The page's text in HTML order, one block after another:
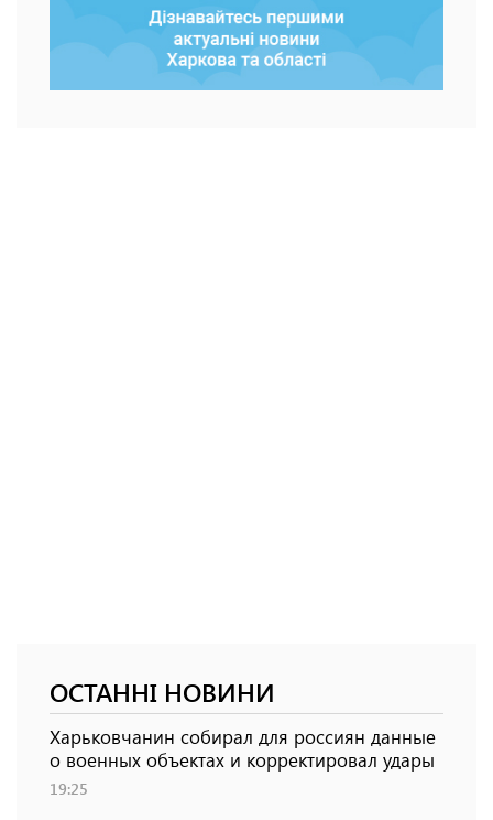
ОСТАННІ НОВИНИ
Харьковчанин собирал для россиян данные
о военных объектах и ​​корректировал удары
19:25